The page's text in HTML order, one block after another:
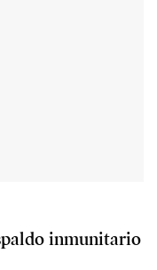
inmunitario